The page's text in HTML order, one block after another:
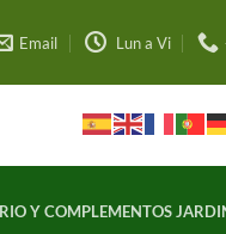
Email Lun a Vi
Y COMPLEMENTOS